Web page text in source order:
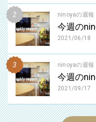
ninoyaの週報
今週の
2021/06/18
ninoyaの週報
今週の
2021/09/17